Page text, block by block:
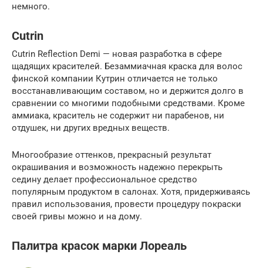
немного.
Cutrin
Cutrin Reflection Demi — новая разработка в сфере
щадящих красителей. Безаммиачная краска для волос
финской компании Кутрин отличается не только
восстанавливающим составом, но и держится долго в
сравнении со многими подобными средствами. Кроме
аммиака, краситель не содержит ни парабенов, ни
отдушек, ни других вредных веществ.
Многообразие оттенков, прекрасный результат
окрашивания и возможность надежно перекрыть
седину делает профессиональное средство
популярным продуктом в салонах. Хотя, придерживаясь
правил использования, провести процедуру покраски
своей гривы можно и на дому.
Палитра красок марки Лореаль